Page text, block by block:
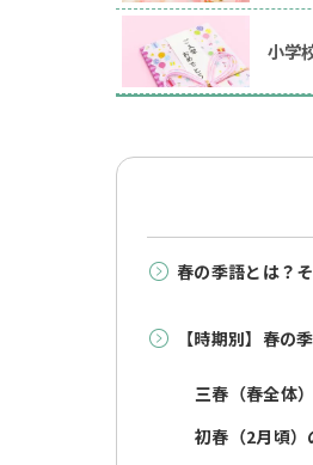
小学
春の季語とは？
【時期別】春の
三春（春全体
初春（2月頃